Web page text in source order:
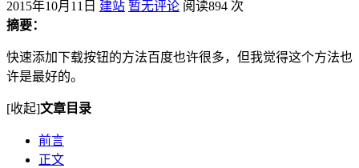
2015年10月11日 建站 暂无评论 阅读894 次
摘要：
快速添加下载按钮的方法百度也许很多，但我觉得这个方法也
许是最好的。
[收起]文章目录
前言
正文